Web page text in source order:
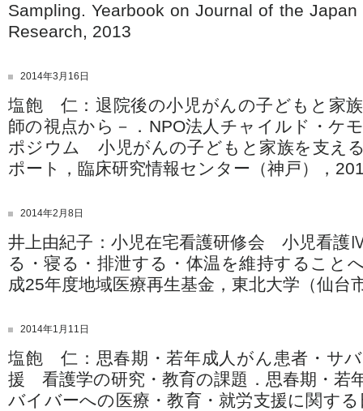
Sampling. Yearbook on Journal of the
Research, 2013
2014年3月16日
塩飽 仁：退院後の小児がんの子どもと家
師の視点から－．NPO法人チャイルド・ケ
ポジウム 小児がんの子どもと家族を支え
ポート，臨床研究情報センター（神戸），
2014年2月8日
井上由紀子：小児在宅看護研修会 小児看
る・寝る・排泄する・体温を維持すること
成25年度地域医療再生基金，東北大学（仙台
2014年1月11日
塩飽 仁：思春期・若年成人がん患者・サ
援 看護学の研究・教育の課題．思春期・若
バイバーへの医療・教育・就労支援に関す